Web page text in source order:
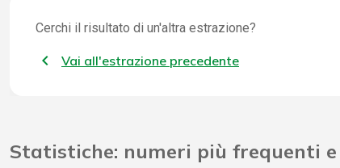
Cerchi il risultato di un'altra estrazione?
Vai all'estrazione precedente
Statistiche: numeri più frequenti